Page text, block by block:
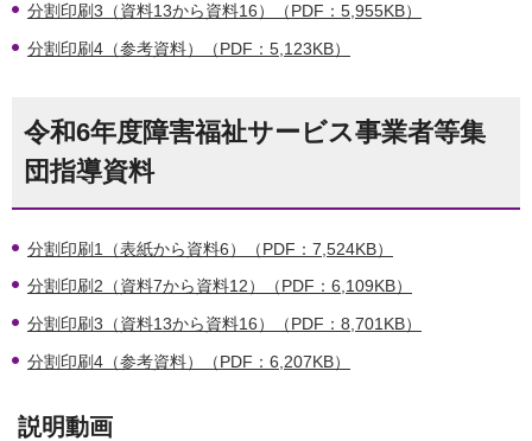
分割印刷3（資料13から資料16）（PDF：5,955KB）
分割印刷4（参考資料）（PDF：5,123KB）
令和6年度障害福祉サービス事業者等集
団指導資料
分割印刷1（表紙から資料6）（PDF：7,524KB）
分割印刷2（資料7から資料12）（PDF：6,109KB）
分割印刷3（資料13から資料16）（PDF：8,701KB）
分割印刷4（参考資料）（PDF：6,207KB）
説明動画